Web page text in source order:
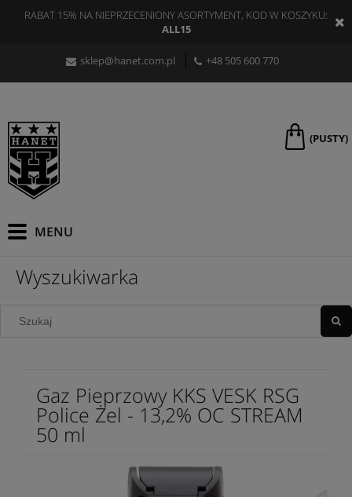
RABAT 15% NA NIEPRZECENIONY ASORTYMENT, KOD W KOSZYKU:
ALL15
sklep@hanet.com.pl +48 505 600 770
(PUSTY)
Wyszukiwarka
Gaz Pieprzowy KKS VESK RSG
Police Żel - 13,2% OC STREAM
50 ml